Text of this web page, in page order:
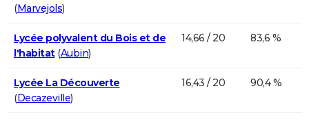
(Marvejols)
Lycée polyvalent du Bois et de
l'habitat(Aubin)
14,66 / 20 83,6 %
Lycée La Découverte
(Decazeville)
16,43 / 20 90,4 %